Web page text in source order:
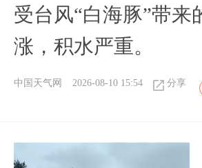
受台风“白海豚”带
涨，积水严重。
中国天气网 2026-08-10 15:54 分享